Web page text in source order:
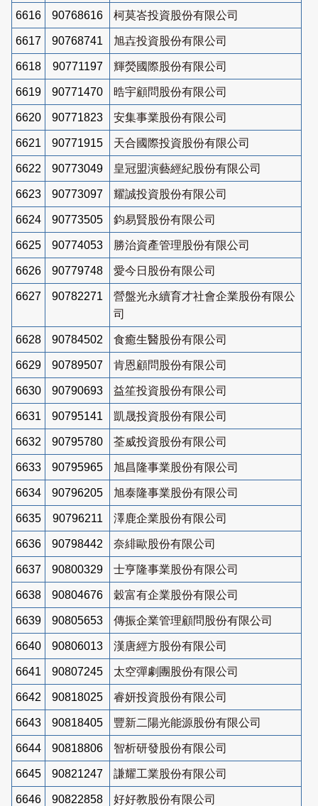
6616 90768616 柯莫峇投資股份有限公司
6617 90768741 旭壵投資股份有限公司
6618 90771197 輝熒國際股份有限公司
6619 90771470 晧宇顧問股份有限公司
6620 90771823 安集事業股份有限公司
6621 90771915 天合國際投資股份有限公司
6622 90773049 皇冠盟演藝經紀股份有限公司
6623 90773097 耀誠投資股份有限公司
6624 90773505 鈞易賢股份有限公司
6625 90774053 勝治資產管理股份有限公司
6626 90779748 愛今日股份有限公司
6627 90782271
營盤光永續育才社會企業股份有限公
司
6628 90784502 食癒生醫股份有限公司
6629 90789507 肯恩顧問股份有限公司
6630 90790693 益笙投資股份有限公司
6631 90795141 凱晟投資股份有限公司
6632 90795780 荃威投資股份有限公司
6633 90795965 旭昌隆事業股份有限公司
6634 90796205 旭泰隆事業股份有限公司
6635 90796211 澤鹿企業股份有限公司
6636 90798442 奈緋歐股份有限公司
6637 90800329 士亨隆事業股份有限公司
6638 90804676 穀富有企業股份有限公司
6639 90805653 傳振企業管理顧問股份有限公司
6640 90806013 漢唐經方股份有限公司
6641 90807245 太空彈劇團股份有限公司
6642 90818025 睿妍投資股份有限公司
6643 90818405 豐新二陽光能源股份有限公司
6644 90818806 智析研發股份有限公司
6645 90821247 謙耀工業股份有限公司
6646 90822858 好好教股份有限公司